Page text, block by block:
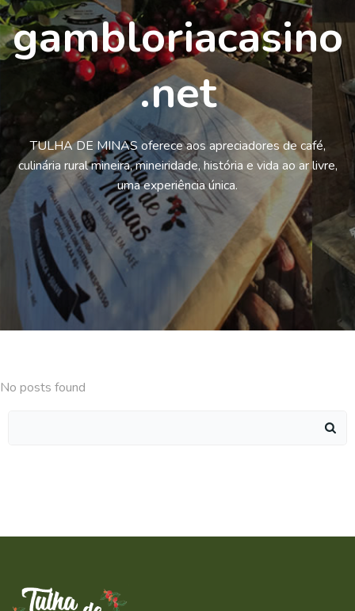
gambloriacasino
.net
TULHA DE MINAS oferece aos apreciadores de café,
culinária rural mineira, mineiridade, história e vida ao ar livre,
uma experiência única.
No posts found